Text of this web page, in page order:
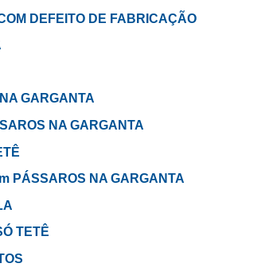
DEFEITO DE FABRICAÇÃO
GARGANTA
NA GARGANTA
PÁSSAROS NA GARGANTA
TETÊ